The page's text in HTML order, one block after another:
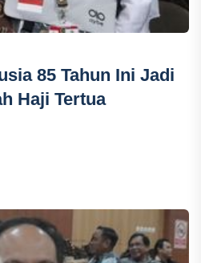
85 Tahun Ini Jadi
Haji Tertua